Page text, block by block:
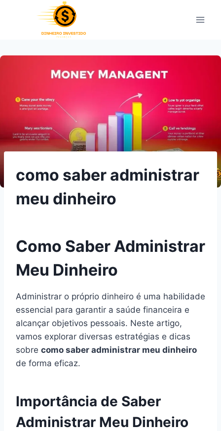
como saber administrar
meu dinheiro
Como Saber Administrar
Meu Dinheiro
Administrar o próprio dinheiro é uma habilidade
essencial para garantir a saúde financeira e
alcançar objetivos pessoais. Neste artigo,
vamos explorar diversas estratégias e dicas
sobre como saber administrar meu dinheiro
de forma eficaz.
Importância de Saber
Administrar Meu Dinheiro